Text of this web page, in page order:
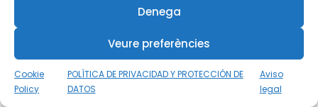
Denega
Veure preferències
Cookie
Policy
POLÍTICA DE PRIVACIDAD Y PROTECCIÓN DE
DATOS
Aviso
legal